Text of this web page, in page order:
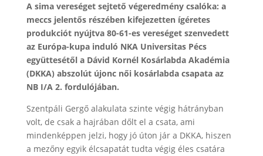
A sima vereséget sejtető végeredmény csalóka: a
meccs jelentős részében kifejezetten ígéretes
produkciót nyújtva 80-61-es vereséget szenvedett
az Európa-kupa induló NKA Universitas Pécs
együttesétől a Dávid Kornél Kosárlabda Akadémia
(DKKA) abszolút újonc női kosárlabda csapata az
NB I/A 2. fordulójában.
Szentpáli Gergő alakulata szinte végig hátrányban
volt, de csak a hajrában dőlt el a csata, ami
mindenképpen jelzi, hogy jó úton jár a DKKA, hiszen
a mezőny egyik élcsapatát tudta végig éles csatára